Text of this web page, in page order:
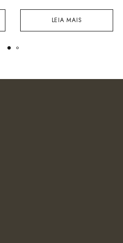
LEIA MAIS